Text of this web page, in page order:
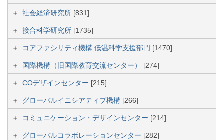
社会経済研究所 [831]
接合科学研究所 [1735]
コアファシリティ機構 低温科学支援部門 [1470]
国際機構（旧国際教育交流センター） [274]
COデザインセンター [215]
グローバルイニシアティブ機構 [266]
コミュニケーション・デザインセンター [214]
グローバルコラボレーションセンター [282]